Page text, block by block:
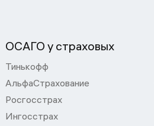
ОСАГО у страховых
Тинькофф
АльфаСтрахование
Росгосстрах
Ингосстрах